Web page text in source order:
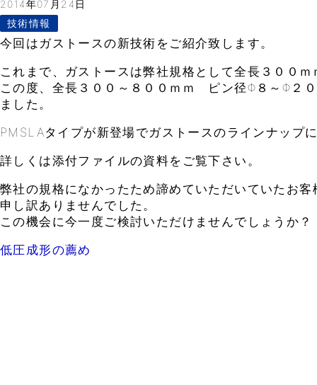
2014年07月24日
技術情報
今回はガストースの新技術をご紹介致します。
これまで、ガストースは弊社規格として全長３００
この度、全長３００～８００ｍｍ ピン径Φ８～Φ２
ました。
PMSLAタイプが新登場でガストースのラインナップ
詳しくは添付ファイルの資料をご覧下さい。
弊社の規格になかったため諦めていただいていたお客
申し訳ありませんでした。
この機会に今一度ご検討いただけませんでしょうか？
低圧成形の薦め